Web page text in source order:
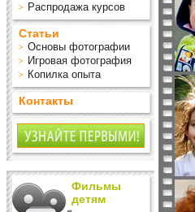
Распродажа курсов
Статьи
Основы фотографии
Игровая фотография
Копилка опыта
Контакты
Фильмы
детям